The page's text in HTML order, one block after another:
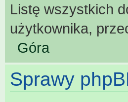
Listę wszystkich
użytkownika,
Góra
Sprawy